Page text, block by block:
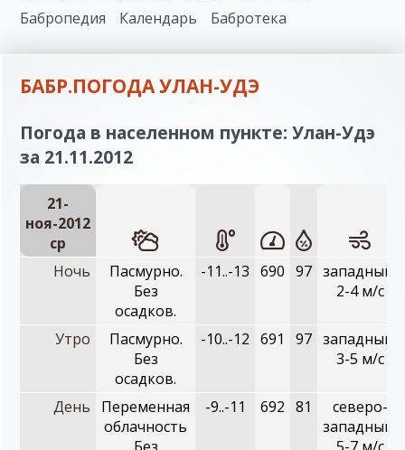
Бабропедия
Календарь Бабротека
БАБР.ПОГОДА УЛАН-УДЭ
Погода в населенном пункте: Улан-Удэ
за 21.11.2012
21-
ноя-2012
ср
Ночь
Пасмурно.
Без
осадков.
-11..-13 690 97 западный,
2-4 м/с
Утро
Пасмурно.
Без
осадков.
-10..-12 691 97 западный,
3-5 м/с
День
Переменная
облачность
-9..-11 692 81
северо-
западный,